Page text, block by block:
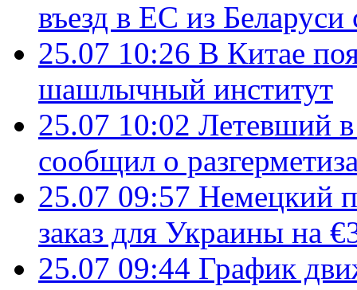
въезд в ЕС из Беларуси
25.07 10:26 В Китае
шашлычный институт
25.07 10:02 Летевший
сообщил о
25.07 09:57 Немецкий
заказ для Украины на
25.07 09:44 График